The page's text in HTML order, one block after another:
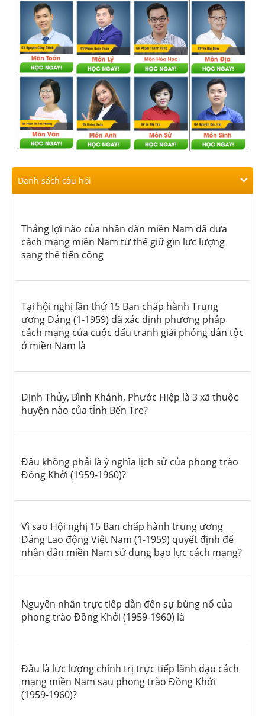
Danh sách câu hỏi
Thắng lợi nào của nhân dân miền Nam đã đưa
cách mạng miền Nam từ thế giữ gìn lực lượng
sang thế tiến công
Tại hội nghị lần thứ 15 Ban chấp hành Trung
ương Đảng (1-1959) đã xác định phương pháp
cách mạng của cuộc đấu tranh giải phóng dân tộc
ở miền Nam là
Định Thủy, Bình Khánh, Phước Hiệp là 3 xã thuộc
huyện nào của tỉnh Bến Tre?
Đâu không phải là ý nghĩa lịch sử của phong trào
Đồng Khởi (1959-1960)?
Vì sao Hội nghị 15 Ban chấp hành trung ương
Đảng Lao động Việt Nam (1-1959) quyết định để
nhân dân miền Nam sử dụng bạo lực cách mạng?
Nguyên nhân trực tiếp dẫn đến sự bùng nổ của
phong trào Đồng Khởi (1959-1960) là
Đâu là lực lượng chính trị trực tiếp lãnh đạo cách
mạng miền Nam sau phong trào Đồng Khởi
(1959-1960)?